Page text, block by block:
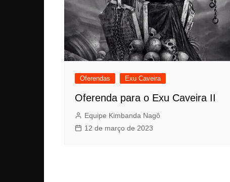
Oferendas Exu Caveira
Oferenda para o Exu Caveira II
Equipe Kimbanda Nagô
12 de março de 2023